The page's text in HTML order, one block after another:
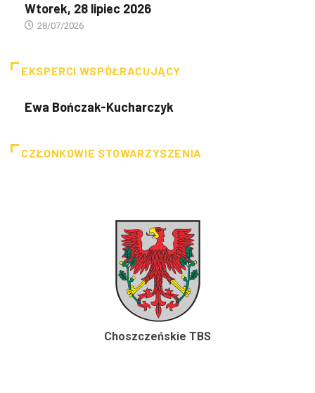
Wtorek, 28 lipiec 2026
28/07/2026
EKSPERCI WSPÓŁRACUJĄCY
Ewa Bończak-Kucharczyk
CZŁONKOWIE STOWARZYSZENIA
Choszczeńskie TBS